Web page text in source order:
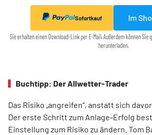
Sofortkauf Im
Sie erhalten einen Download-Link per E-Mail. Außerdem können Sie
herunterladen.
Buchtipp: Der Allwetter-Trader
Das Risiko „angreifen“, anstatt sich
Der erste Schritt zum Anlage-Erfolg
Einstellung zum Risiko zu ändern. Tom